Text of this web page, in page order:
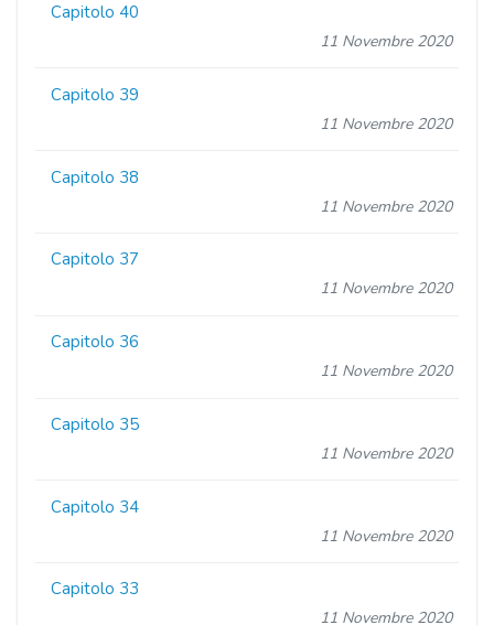
Capitolo 40
11 Novembre 2020
Capitolo 39
11 Novembre 2020
Capitolo 38
11 Novembre 2020
Capitolo 37
11 Novembre 2020
Capitolo 36
11 Novembre 2020
Capitolo 35
11 Novembre 2020
Capitolo 34
11 Novembre 2020
Capitolo 33
11 Novembre 2020